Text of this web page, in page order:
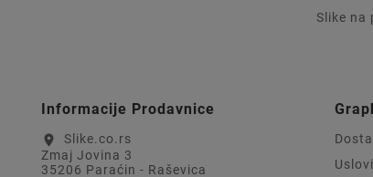
Slike na
Informacije Prodavnice
location_on
Slike.co.rs
Zmaj Jovina 3
35206 Paraćin - Raševica